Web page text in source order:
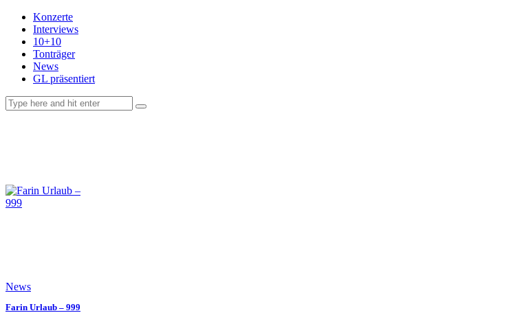
Konzerte
Interviews
10+10
Tonträger
News
GL präsentiert
News
Farin Urlaub – 999